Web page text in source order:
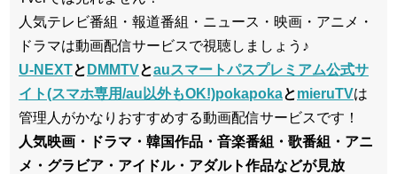
人気テレビ番組・報道番組・ニュース・映画・アニメ・
ドラマは動画配信サービスで視聴しましょう♪
U-NEXTと DMMTVとauスマートパスプレミアム公式サ
イト(スマホ専用/au以外もOK!)pokapokaとmieruTVは
管理人がかなりおすすめする動画配信サービスです！
人気映画・ドラマ・韓国作品・音楽番組・歌番組・アニ
メ・グラビア・アイドル・アダルト作品などが見放